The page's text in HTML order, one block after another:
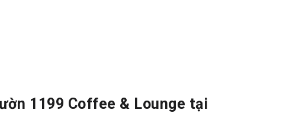
1199 Coffee & Lounge tại